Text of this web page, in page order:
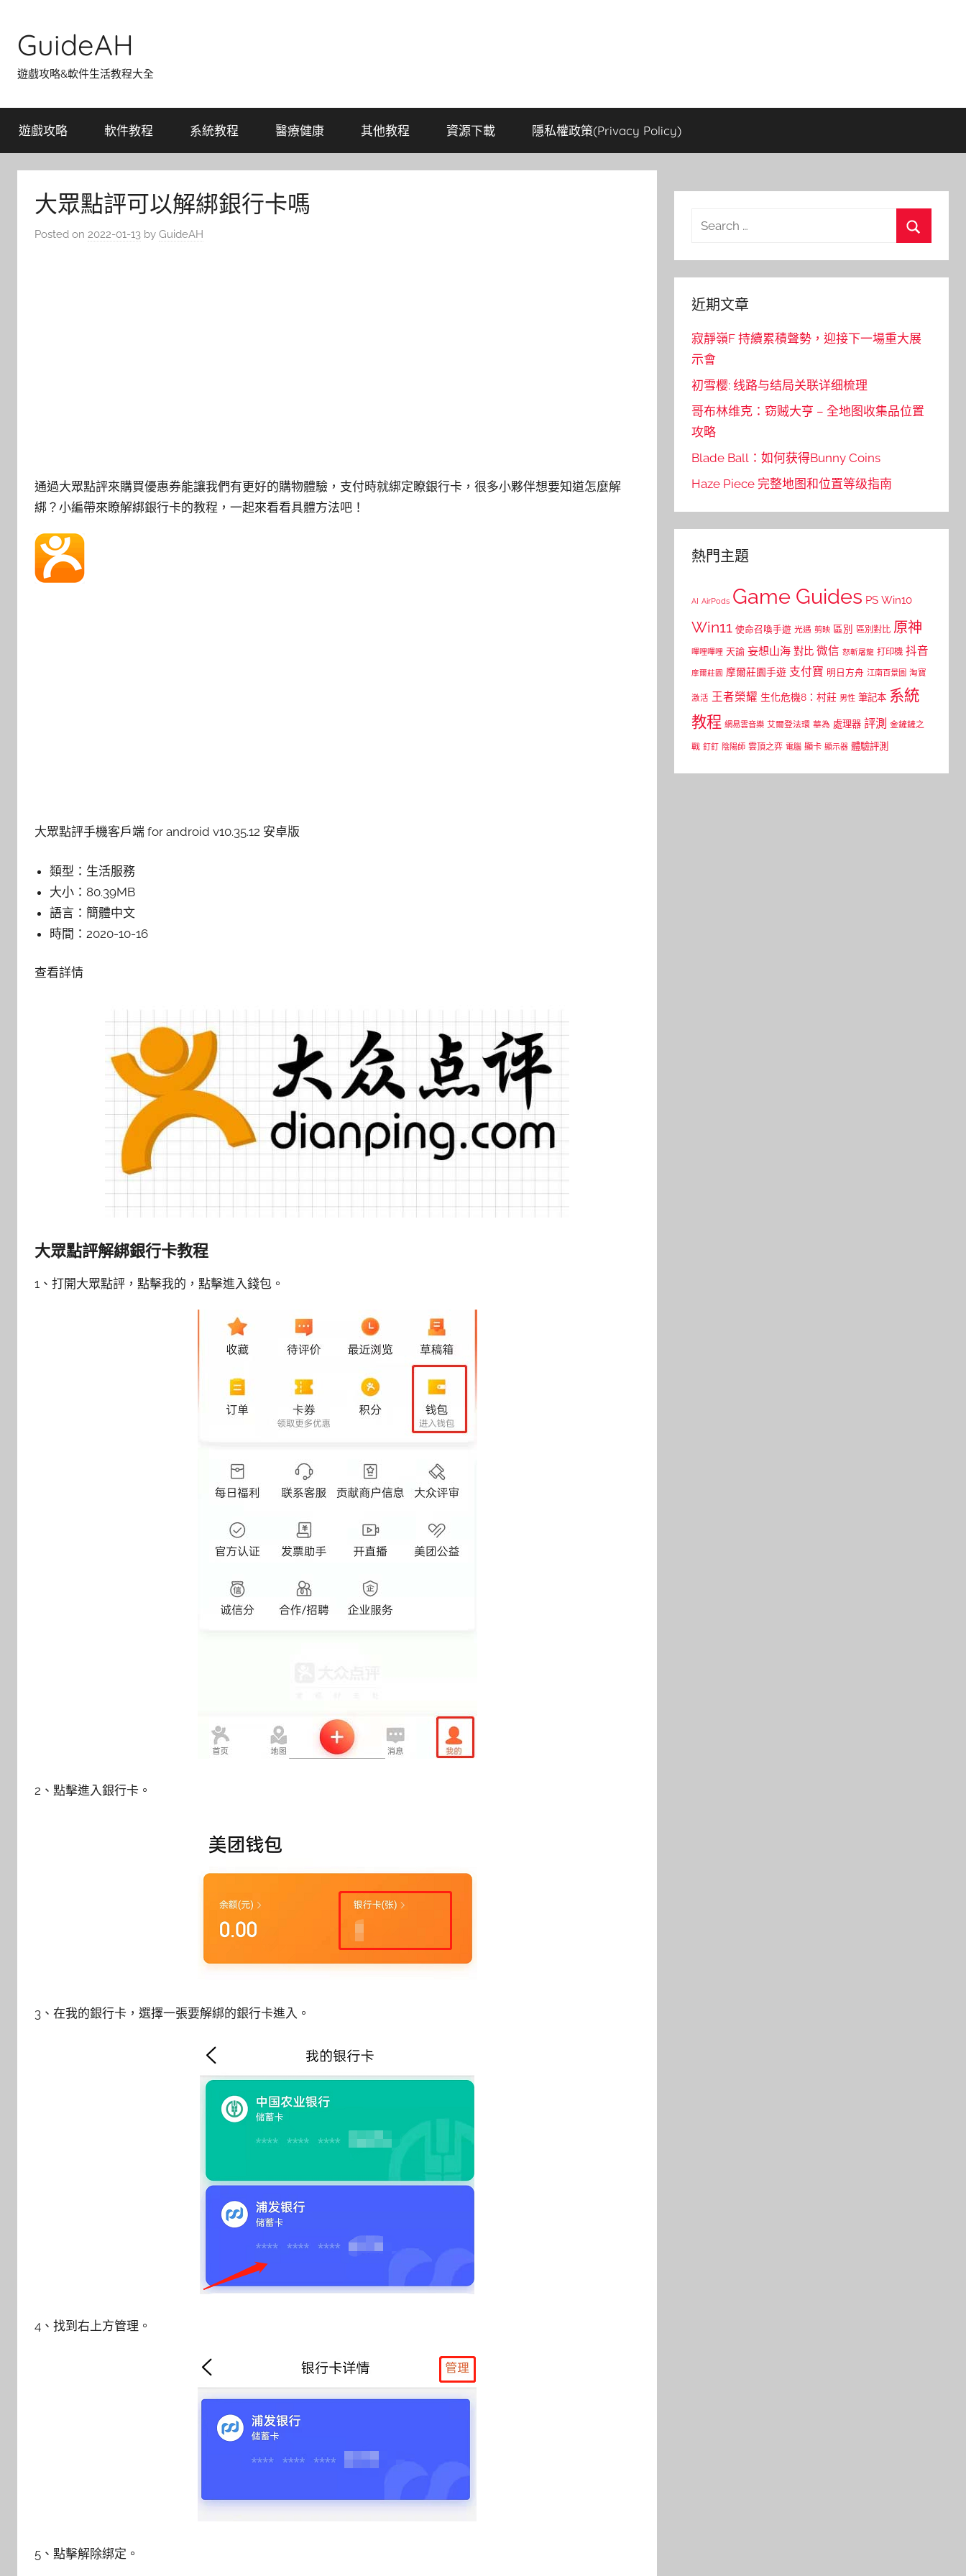
content
GuideAH
遊戲攻略&軟件生活教程大全
遊戲攻略 軟件教程 系統教程 醫療健康 其他教程 資源下載 隱私權政策(Privacy Policy)
大眾點評可以解綁銀行卡嗎
Posted on 2022-01-13 by GuideAH
通過大眾點評來購買優惠券能讓我們有更好的購物體驗，支付時就綁定瞭銀行卡，很多小夥伴想要知道怎麼解
綁？小編帶來瞭解綁銀行卡的教程，一起來看看具體方法吧！
大眾點評手機客戶端 for android v10.35.12 安卓版
類型： 生活服務
大小：80.39MB
語言： 簡體中文
時間： 2020-10-16
查看詳情
大眾點評解綁銀行卡教程
1、打開大眾點評，點擊我的，點擊進入錢包。
2、點擊進入銀行卡。
3、在我的銀行卡，選擇一張要解綁的銀行卡進入。
4、找到右上方管理。
5、點擊解除綁定。
Search
近期文章
寂靜嶺F 持續累積聲勢，迎接下一場重大展
示會
初雪樱: 线路与结局关联详细梳理
哥布林维克：窃贼大亨 – 全地图收集品位置
攻略
Blade Ball：如何获得Bunny Coins
Haze Piece 完整地图和位置等级指南
熱門主題
AI AirPods Game Guides PS Win10
Win11 使命召喚手遊 光遇 剪映 區別 區別對比 原神
嗶哩嗶哩 天諭 妄想山海 對比 微信 怒斬屠龍 打印機 抖音
摩爾莊園 摩爾莊園手遊 支付寶 明日方舟 江南百景圖 淘寶
激活 王者榮耀 生化危機8：村莊 男性 筆記本 系統
教程 網易雲音樂 艾爾登法環 華為 處理器 評測 金鏟鏟之
戰 釘釘 陰陽師 雲頂之弈 電腦 顯卡 顯示器 體驗評測